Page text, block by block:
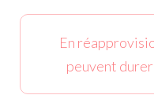
En
peuvent